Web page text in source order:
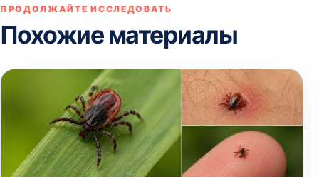
ПРОДОЛЖАЙТЕ ИССЛЕДОВАТЬ
Похожие материалы